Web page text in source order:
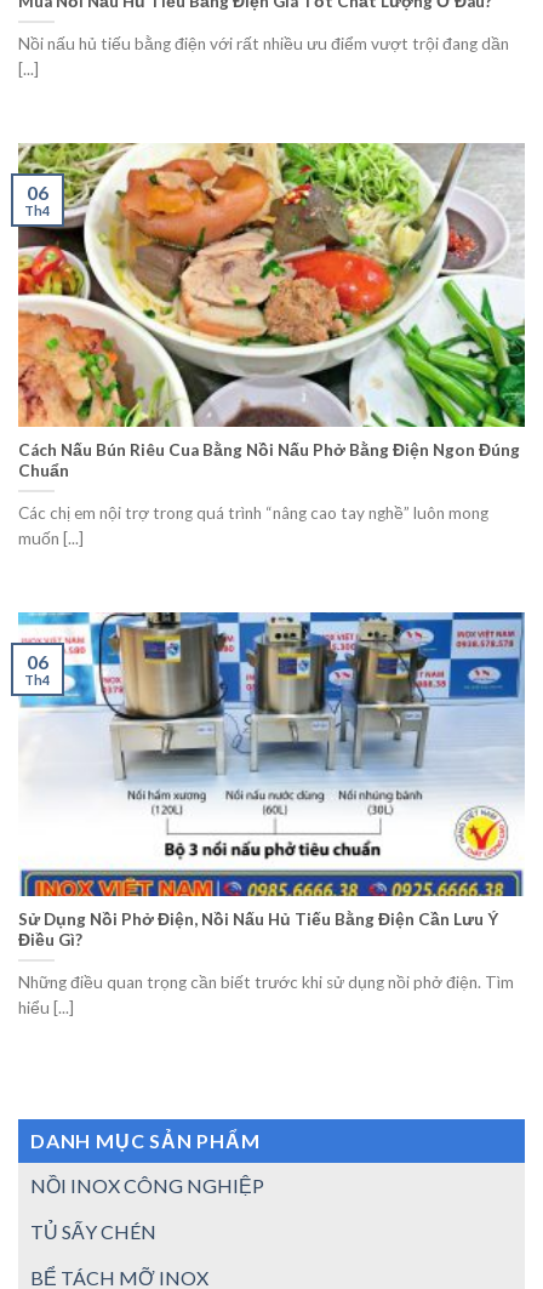
Nồi nấu hủ tiếu bằng điện với rất nhiều ưu điểm vượt trội đang dần
[...]
Cách Nấu Bún Riêu Cua Bằng Nồi Nấu Phở Bằng Điện Ngon Đúng
Chuẩn
Các chị em nội trợ trong quá trình “nâng cao tay nghề” luôn mong
muốn [...]
06
Th4
Sử Dụng Nồi Phở Điện, Nồi Nấu Hủ Tiếu Bằng Điện Cần Lưu Ý
Điều Gì?
Những điều quan trọng cần biết trước khi sử dụng nồi phở điện. Tìm
hiểu [...]
06
Th4
DANH MỤC SẢN PHẨM
NỒI INOX CÔNG NGHIỆP
TỦ SẤY CHÉN
BỂ TÁCH MỠ INOX